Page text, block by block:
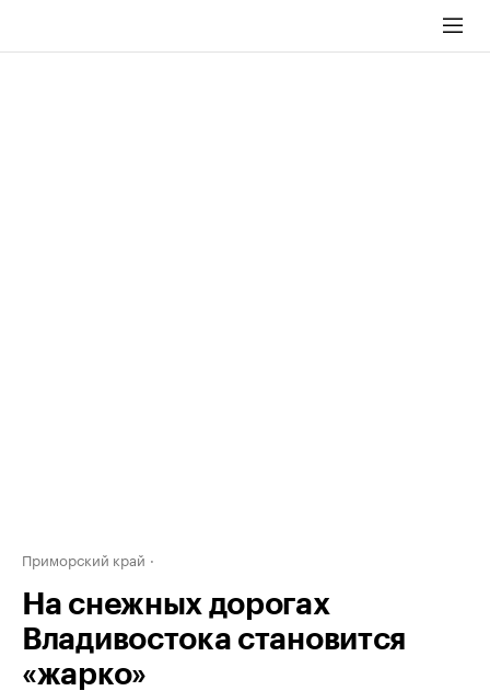
Приморский край
На снежных дорогах
Владивостока становится
«жарко»